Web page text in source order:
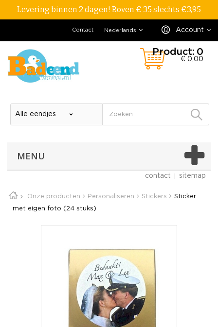
Levering binnen 2 dagen! Boven € 35 slechts €3,95
Account
Nederlands
Contact
Product: 0
€ 0,00
MENU
contact sitemap
Onze producten Personaliseren Stickers Sticker
met eigen foto (24 stuks)